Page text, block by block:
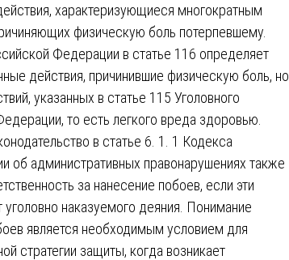
характеризующиеся многократным
физическую боль потерпевшему.
Федерации в статье 116 определяет
действия, причинившие физическую боль, но
указанных в статье 115 Уголовного
то есть легкого вреда здоровью.
в статье 6. 1. 1 Кодекса
об административных правонарушениях также
за нанесение побоев, если эти
наказуемого деяния. Понимание
является необходимым условием для
стратегии защиты, когда возникает